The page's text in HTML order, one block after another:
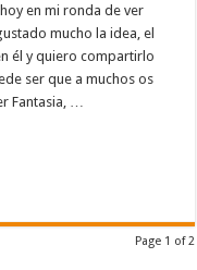
en mi ronda de ver
mucho la idea, el
él y quiero compartirlo
ser que a muchos os
Fantasia, …
Page 1 of 2